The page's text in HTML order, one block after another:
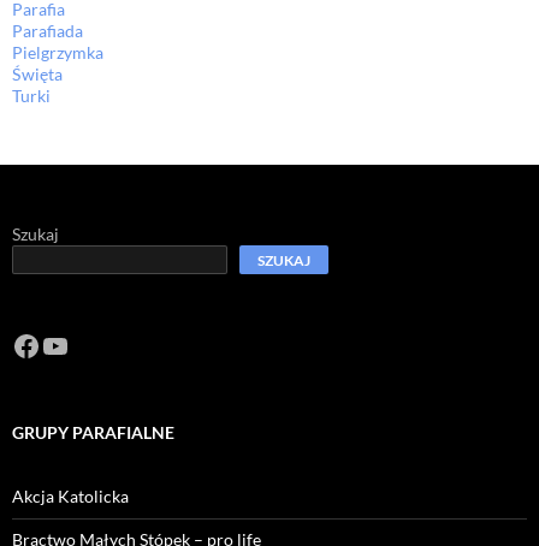
Parafia
Parafiada
Pielgrzymka
Święta
Turki
Szukaj
SZUKAJ
Facebook
https://www.youtube.com/channel/
GRUPY PARAFIALNE
Akcja Katolicka
Bractwo Małych Stópek – pro life